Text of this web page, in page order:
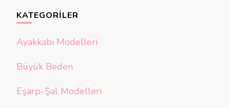
KATEGORILER
Ayakkabı Modelleri
Büyük Beden
Eşarp-Şal Modelleri